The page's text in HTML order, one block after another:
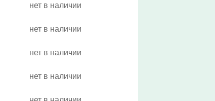
нет в наличии
нет в наличии
нет в наличии
нет в наличии